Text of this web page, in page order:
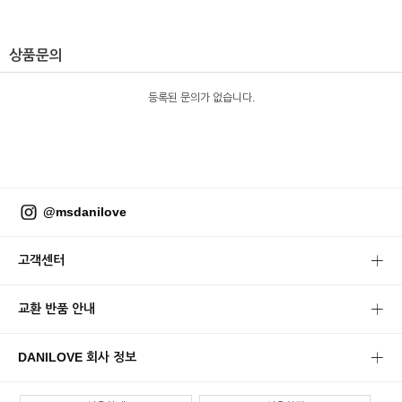
상품문의
등록된 문의가 없습니다.
@msdanilove
고객센터
교환 반품 안내
DANILOVE 회사 정보